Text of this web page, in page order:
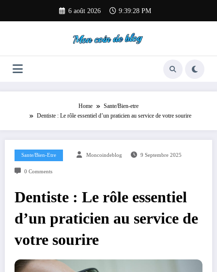
contenu
6 août 2026 9:39:29 PM
Home
Sante/Bien-etre
Dentiste : Le rôle essentiel d’un praticien au service de votre sourire
Sante/Bien-Etre Moncoindeblog 9 Septembre 2025
0 Comments
Dentiste : Le rôle essentiel
d’un praticien au service de
votre sourire